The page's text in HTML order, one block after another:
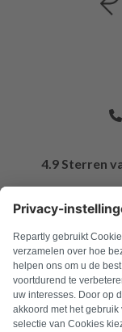
4.9 Sterren